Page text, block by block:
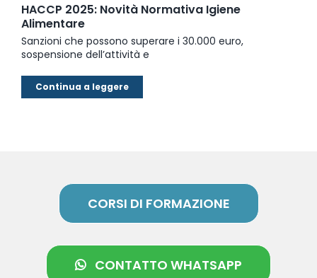
HACCP 2025: Novità Normativa Igiene
Alimentare
Sanzioni che possono superare i 30.000 euro,
sospensione dell’attività e
Continua a leggere
CORSI DI FORMAZIONE
CONTATTO WHATSAPP